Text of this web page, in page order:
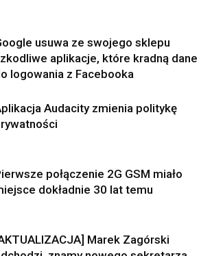
usuwa ze swojego sklepu
aplikacje, które kradną dane
logowania z Facebooka
Audacity zmienia politykę
połączenie 2G GSM miało
dokładnie 30 lat temu
Marek Zagórski